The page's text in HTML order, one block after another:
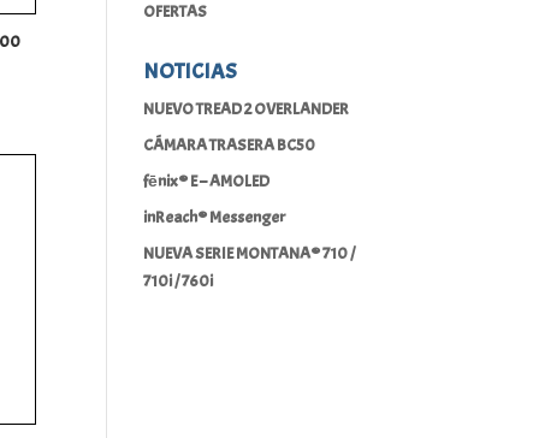
OFERTAS
NOTICIAS
NUEVO TREAD 2 OVERLANDER
CÁMARA TRASERA BC50
fēnix® E – AMOLED
inReach® Messenger
NUEVA SERIE MONTANA® 710 /
710i / 760i